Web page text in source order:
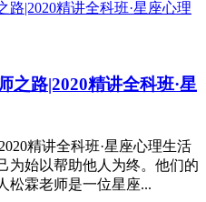
之路|2020精讲全科班·星
精讲全科班·星座心理生活
为始以帮助他人为终。他们的
松霖老师是一位星座...